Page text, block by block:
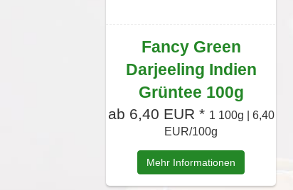
Fancy Green
Darjeeling Indien
Grüntee 100g
ab 6,40 EUR * 1 100g | 6,40
EUR/100g
Mehr Informationen